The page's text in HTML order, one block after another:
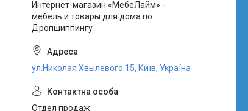
Интернет-магазин «МебеЛайм» -
мебель и товары для дома по
Дропшиппингу
ул.Николая Хвылевого 15, Київ, Україна
Отдел продаж